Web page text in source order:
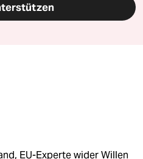
EU-Experte wider Willen